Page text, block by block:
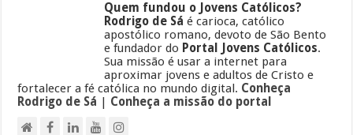
Quem fundou o Jovens Católicos?
Rodrigo de Sá é carioca, católico
apostólico romano, devoto de São Bento
e fundador do Portal Jovens Católicos.
Sua missão é usar a internet para
aproximar jovens e adultos de Cristo e
fortalecer a fé católica no mundo digital. Conheça
Rodrigo de Sá | Conheça a missão do portal